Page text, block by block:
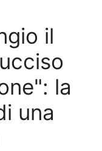
il
la
una